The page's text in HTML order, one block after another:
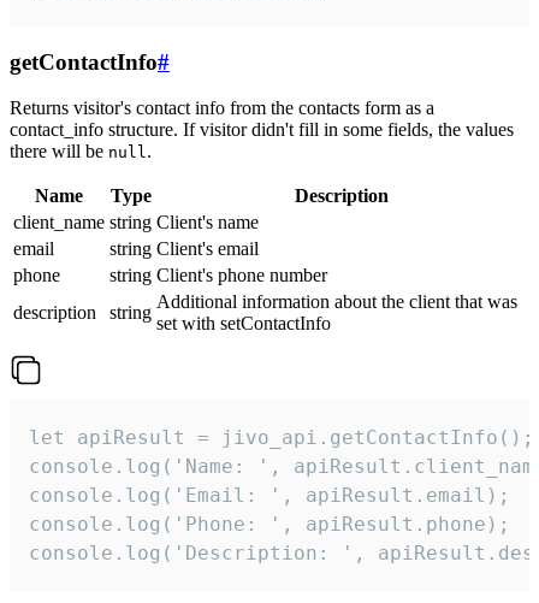
getContactInfo#
Returns visitor's contact info from the contacts form as a
contact_info structure. If visitor didn't fill in some fields, the values
there will be null.
Name Type
Description
client_name string Client's name
email
string Client's email
phone
string Client's phone number
description
string
Additional information about the client that was
set with setContactInfo
let apiResult = jivo_api.getContactInfo();
console.log('Name: ',
console.log('Email: ', apiResult.email);
console.log('Phone: ', apiResult.phone);
console.log('Description: ',